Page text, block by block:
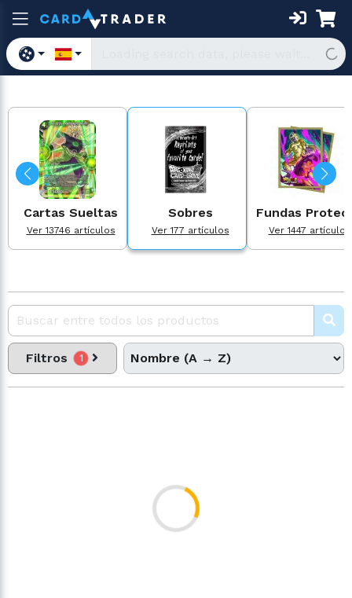
Cartas Sueltas
Ver 13746 artículos
Sobres
Ver 177 artículos
Fundas
Ver 1447 artículos
Filtros 1